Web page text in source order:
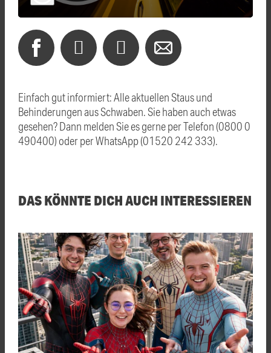
Einfach gut informiert: Alle aktuellen Staus und
Behinderungen aus Schwaben. Sie haben auch etwas
gesehen? Dann melden Sie es gerne per Telefon (0800 0
490400) oder per WhatsApp (01520 242 333).
DAS KÖNNTE DICH AUCH INTERESSIEREN